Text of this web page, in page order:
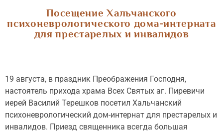
Посещение Хальчанского
психоневрологического дома-интерната
для престарелых и инвалидов
19 августа, в праздник Преображения Господня,
настоятель прихода храма Всех Святых аг. Пиревичи
иерей Василий Терешков посетил Хальчанский
психоневрологический дом-интернат для престарелых и
инвалидов. Приезд священника всегда большая